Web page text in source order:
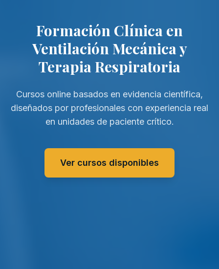
Formación Clínica en
Ventilación Mecánica y
Terapia Respiratoria
Cursos online basados en evidencia científica,
diseñados por profesionales con experiencia real
en unidades de paciente crítico.
Ver cursos disponibles